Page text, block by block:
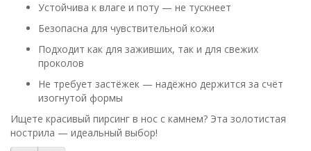
Устойчива к влаге и поту — не тускнеет
Безопасна для чувствительной кожи
Подходит как для заживших, так и для свежих
проколов
Не требует застёжек — надёжно держится за счёт
изогнутой формы
Ищете красивый пирсинг в нос с камнем? Эта золотистая
нострила — идеальный выбор!